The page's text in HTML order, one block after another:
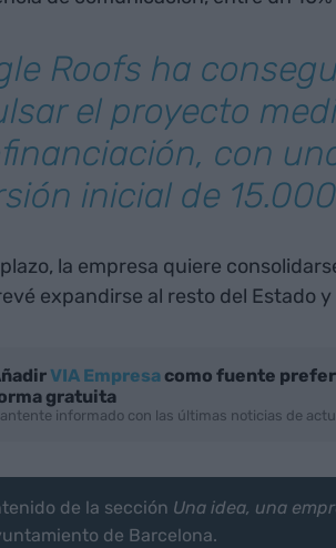
Roofs ha
el proyecto
con
inicial de
la empresa quiere
expandirse al resto del Estado y
VIA Empresacomo fuente
gratuita
informado con las últimas noticias de
de la sección Una idea, una
de Barcelona.